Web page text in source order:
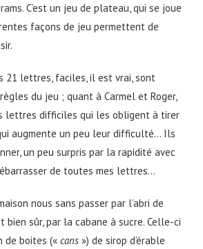
C’est un jeu de plateau, qui se joue
façons de jeu permettent de
21 lettres, faciles, il est vrai, sont
du jeu ; quant à Carmel et Roger,
lettres difficiles qui les obligent à tirer
augmente un peu leur difficulté… Ils
un peu surpris par la rapidité avec
de toutes mes lettres…
nous sans passer par l’abri de
bien sûr, par la cabane à sucre. Celle-ci
de boites («cans ») de sirop d’érable